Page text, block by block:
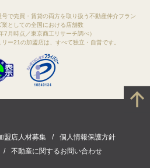
で売買・賃貸の両方を取り扱う不動産仲介フラン
業としての全国における店舗数
7月時点／東京商工リサーチ調べ）
リー21の加盟店は、すべて独立・自営です。
盟店人材募集
個人情報保護方針
不動産に関するお問い合わせ